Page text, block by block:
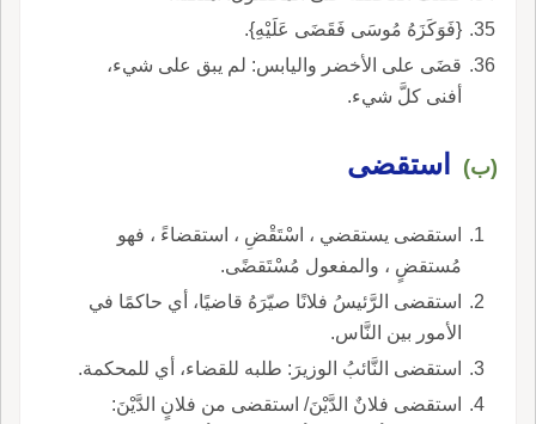
{فَوَكَزَهُ مُوسَى فَقَضَى عَلَيْهِ}.
قضَى على الأخضر واليابس: لم يبق على شيء،
أفنى كلَّ شيء.
(ب) استقضى
استقضى يستقضي ، اسْتَقْضِ ، استقضاءً ، فهو
مُستقضٍ ، والمفعول مُسْتَقضًى.
استقضى الرَّئيسُ فلانًا صيّرَهُ قاضيًا، أي حاكمًا في
الأمور بين النَّاس.
استقضى النَّائبُ الوزيرَ: طلبه للقضاء، أي للمحكمة.
استقضى فلانٌ الدَّيْنَ/ استقضى من فلانٍ الدَّيْنَ: